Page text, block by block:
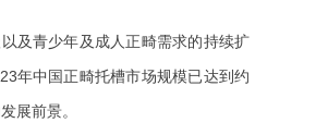
及青少年及成人正畸需求的持续扩
年中国正畸托槽市场规模已达到约
展前景。